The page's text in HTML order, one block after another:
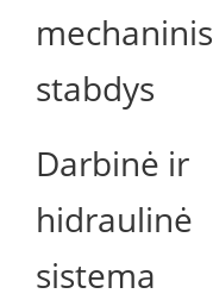
mechaninis
stabdys
Darbinė ir
hidraulinė
sistema